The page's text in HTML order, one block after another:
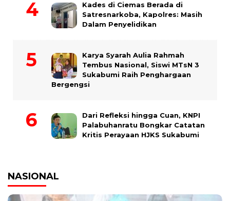
Kades di Ciemas Berada di
Satresnarkoba, Kapolres: Masih
Dalam Penyelidikan
Karya Syarah Aulia Rahmah
Tembus Nasional, Siswi MTsN 3
Sukabumi Raih Penghargaan
Bergengsi
Dari Refleksi hingga Cuan, KNPI
Palabuhanratu Bongkar Catatan
Kritis Perayaan HJKS Sukabumi
NASIONAL